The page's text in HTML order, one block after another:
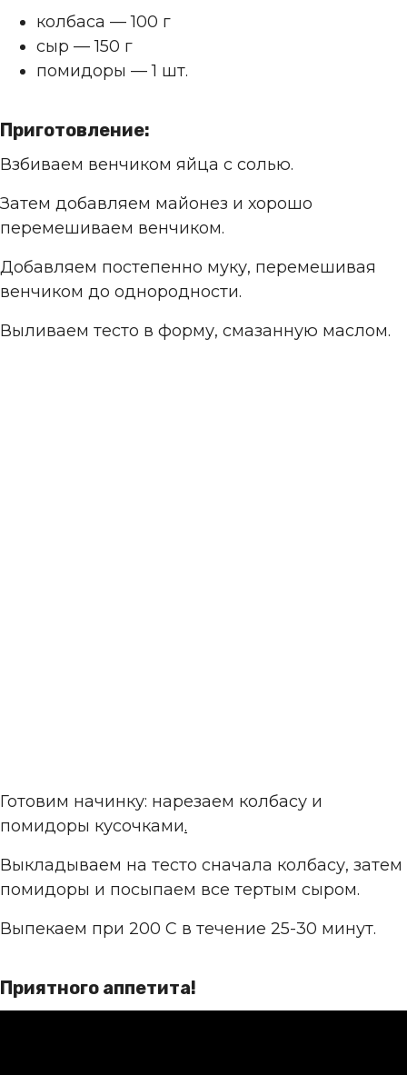
колбаса — 100 г
сыр — 150 г
помидоры — 1 шт.
Приготовление:
Взбиваем венчиком яйца с солью.
Затем добавляем майонез и хорошо
перемешиваем венчиком.
Добавляем постепенно муку, перемешивая
венчиком до однородности.
Выливаем тесто в форму, смазанную маслом.
Готовим начинку: нарезаем колбасу и
помидоры кусочками.
Выкладываем на тесто сначала колбасу, затем
помидоры и посыпаем все тертым сыром.
Выпекаем при 200 С в течение 25-30 минут.
Приятного аппетита!